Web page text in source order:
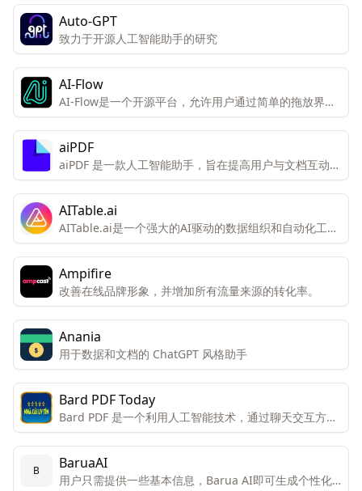
Auto-GPT
致力于开源人工智能助手的研究
AI-Flow
AI-Flow是一个开源平台，允许用户通过简单的拖放界面
创建自定义的AI工具。该平台专为创新者和创造者设计，
便于他们连接和组合不同的AI模型以获得独特的结果。
aiPDF
aiPDF 是一款人工智能助手，旨在提高用户与文档互动的
效率和体验。
AITable.ai
AITable.ai是一个强大的AI驱动的数据组织和自动化工
具，旨在通过其视觉界面和集成能力简化个人和企业的
CRM、项目管理和生产力需求。
Ampifire
改善在线品牌形象，并增加所有流量来源的转化率。
Anania
用于数据和文档的 ChatGPT 风格助手
Bard PDF Today
Bard PDF 是一个利用人工智能技术，通过聊天交互方式
帮助用户理解和处理PDF文档的创新工具。
B BaruaAI
用户只需提供一些基本信息，Barua AI即可生成个性化